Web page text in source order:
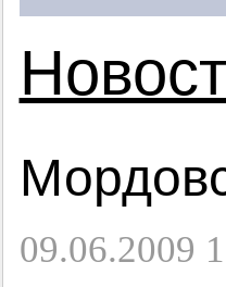
09.06.2009